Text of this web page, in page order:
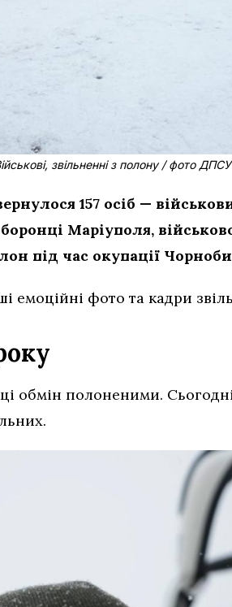
звільненні з полону / фото ДПСУ
157 осіб —
Маріуполя,
під час окупації
емоційні фото та кадри
обмін полоненими.